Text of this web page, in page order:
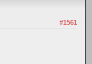
#1561